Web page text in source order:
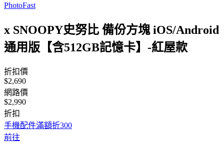
PhotoFast
x SNOOPY史努比 備份方塊 iOS/Android
通用版【含512GB記憶卡】-紅屋款
折扣價
$2,690
網路價
$2,990
折扣
手機配件滿額折300
前往